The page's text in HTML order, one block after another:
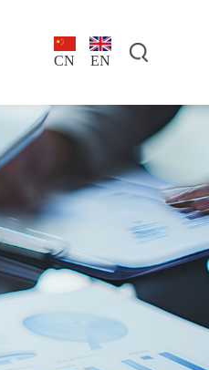
CN EN